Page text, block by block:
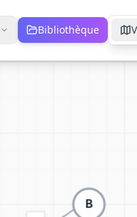
Bibliothèque